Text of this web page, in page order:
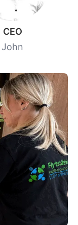
CEO
John